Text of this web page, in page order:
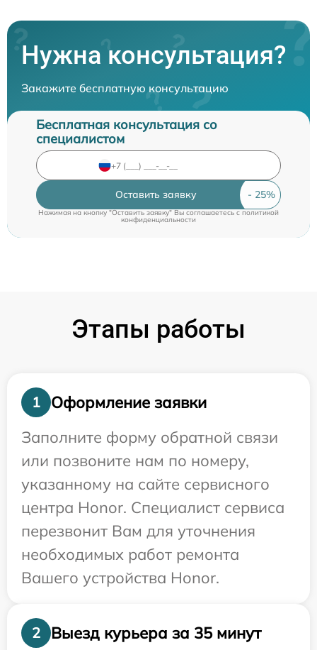
Нужна консультация?
Закажите бесплатную консультацию
Бесплатная консультация со
специалистом
Оставить заявку
Нажимая на кнопку "Оставить заявку" Вы соглашаетесь cполитикой
конфиденциальности
Этапы работы
1
Оформление заявки
Заполните форму обратной связи
или позвоните нам по номеру,
указанному на сайте сервисного
центра Honor. Специалист сервиса
перезвонит Вам для уточнения
необходимых работ ремонта
Вашего устройства Honor.
2 Выезд курьера за 35 минут